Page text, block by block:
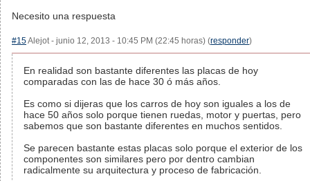
Necesito una respuesta
#15Alejot - junio 12, 2013 - 10:45 PM (22:45 horas) (responder)
En realidad son bastante diferentes las placas de hoy
comparadas con las de hace 30 ó más años.
Es como si dijeras que los carros de hoy son iguales a los de
hace 50 años solo porque tienen ruedas, motor y puertas, pero
sabemos que son bastante diferentes en muchos sentidos.
Se parecen bastante estas placas solo porque el exterior de los
componentes son similares pero por dentro cambian
radicalmente su arquitectura y proceso de fabricación.